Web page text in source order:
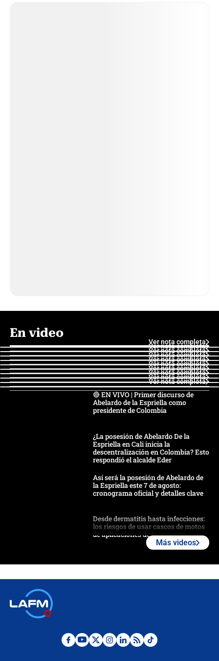
En video
Ver nota completa
Ver nota completa
Ver nota completa
Ver nota completa
Ver nota completa
Ver nota completa
Ver nota completa
Ver nota completa
Ver nota completa
Ver nota completa
🔴 EN VIVO | Primer discurso de
Abelardo de la Espriella como
presidente de Colombia
¿La posesión de Abelardo De la
Espriella en Cali inicia la
descentralización en Colombia? Esto
respondió el alcalde Eder
Así será la posesión de Abelardo de
la Espriella este 7 de agosto:
cronograma oficial y detalles clave
Desde dermatitis hasta infecciones:
los riesgos de usar cascos de motos
de aplicaciones de transporte
Posesión de Abelardo De La Espriella
Más videos